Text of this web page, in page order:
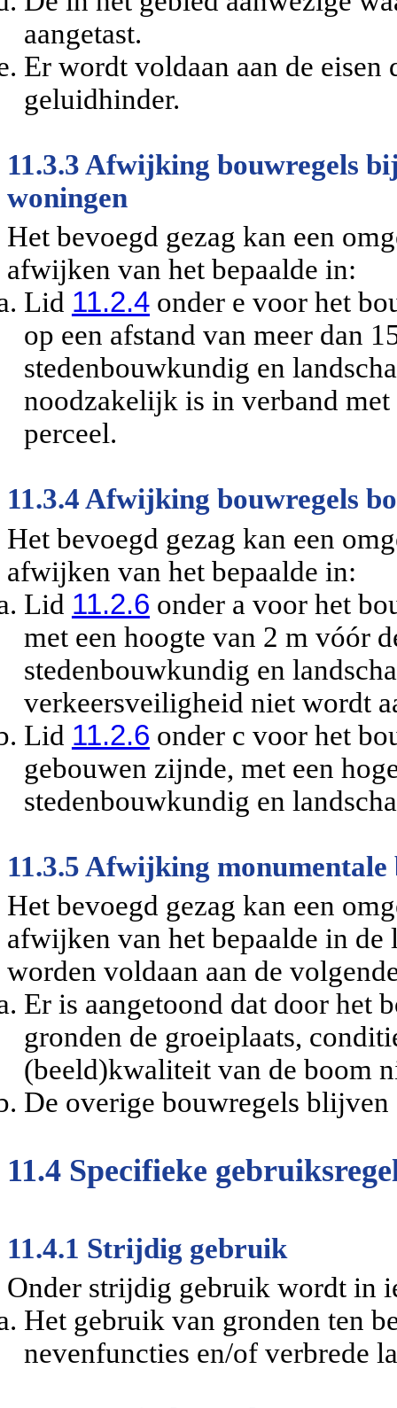
aangetast.
Er wordt voldaan aan de eisen
geluidhinder.
11.3.3 Afwijking bouwregels
woningen
Het bevoegd gezag kan een
afwijken van het bepaalde in:
Lid 11.2.4onder e voor het
op een afstand van meer dan
stedenbouwkundig en
noodzakelijk is in verband
perceel.
11.3.4 Afwijking bouwregels
Het bevoegd gezag kan een
afwijken van het bepaalde in:
Lid 11.2.6 onder a voor het
met een hoogte van 2 m vóór
stedenbouwkundig en
verkeersveiligheid niet wordt
Lid 11.2.6 onder c voor het
gebouwen zijnde, met een
stedenbouwkundig en
11.3.5 Afwijking monumentale
Het bevoegd gezag kan een
afwijken van het bepaalde in
worden voldaan aan de
Er is aangetoond dat door het
gronden de groeiplaats,
(beeld)kwaliteit van de boom
De overige bouwregels
11.4 Specifieke
11.4.1 Strijdig gebruik
Onder strijdig gebruik wordt in
Het gebruik van gronden ten
nevenfuncties en/of verbrede